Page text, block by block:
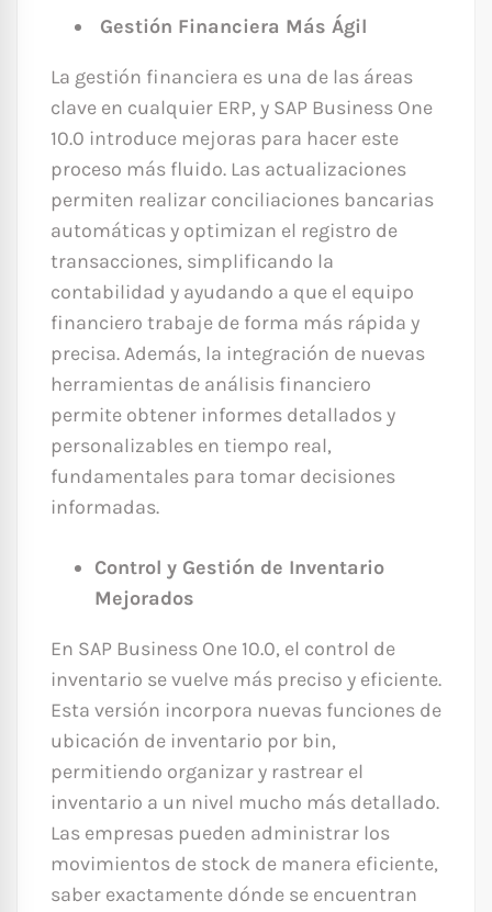
Gestión Financiera Más Ágil
La gestión financiera es una de las áreas
clave en cualquier ERP, y SAP Business One
10.0 introduce mejoras para hacer este
proceso más fluido. Las actualizaciones
permiten realizar conciliaciones bancarias
automáticas y optimizan el registro de
transacciones, simplificando la
contabilidad y ayudando a que el equipo
financiero trabaje de forma más rápida y
precisa. Además, la integración de nuevas
herramientas de análisis financiero
permite obtener informes detallados y
personalizables en tiempo real,
fundamentales para tomar decisiones
informadas.
Control y Gestión de Inventario
Mejorados
En SAP Business One 10.0, el control de
inventario se vuelve más preciso y eficiente.
Esta versión incorpora nuevas funciones de
ubicación de inventario por bin,
permitiendo organizar y rastrear el
inventario a un nivel mucho más detallado.
Las empresas pueden administrar los
movimientos de stock de manera eficiente,
saber exactamente dónde se encuentran